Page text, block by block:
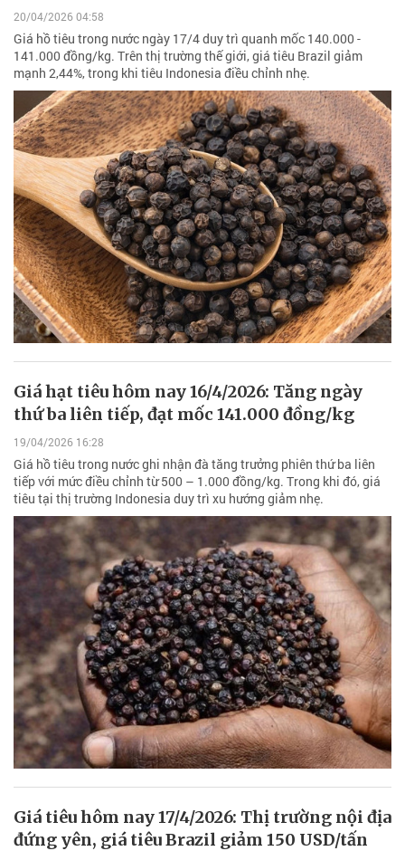
20/04/2026 04:58
Giá hồ tiêu trong nước ngày 17/4 duy trì quanh mốc 140.000 -
141.000 đồng/kg. Trên thị trường thế giới, giá tiêu Brazil giảm
mạnh 2,44%, trong khi tiêu Indonesia điều chỉnh nhẹ.
Giá hạt tiêu hôm nay 16/4/2026: Tăng ngày
thứ ba liên tiếp, đạt mốc 141.000 đồng/kg
19/04/2026 16:28
Giá hồ tiêu trong nước ghi nhận đà tăng trưởng phiên thứ ba liên
tiếp với mức điều chỉnh từ 500 – 1.000 đồng/kg. Trong khi đó, giá
tiêu tại thị trường Indonesia duy trì xu hướng giảm nhẹ.
Giá tiêu hôm nay 17/4/2026: Thị trường nội địa
đứng yên, giá tiêu Brazil giảm 150 USD/tấn